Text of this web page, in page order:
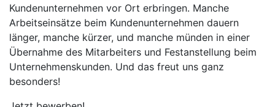
Kundenunternehmen vor Ort erbringen. Manche
Arbeitseinsätze beim Kundenunternehmen dauern
länger, manche kürzer, und manche münden in einer
Übernahme des Mitarbeiters und Festanstellung beim
Unternehmenskunden. Und das freut uns ganz
besonders!